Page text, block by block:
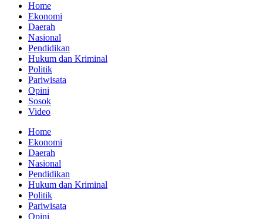
Home
Ekonomi
Daerah
Nasional
Pendidikan
Hukum dan Kriminal
Politik
Pariwisata
Opini
Sosok
Video
Home
Ekonomi
Daerah
Nasional
Pendidikan
Hukum dan Kriminal
Politik
Pariwisata
Opini